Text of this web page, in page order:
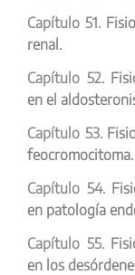
Capítulo 51.
renal.
Capítulo 52.
en el
Capítulo 53.
feocromocitoma.
Capítulo 54.
en patología
Capítulo 55.
en los